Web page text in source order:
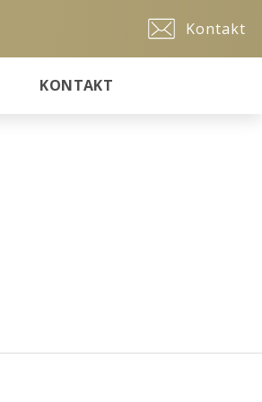
Kontakt
KONTAKT